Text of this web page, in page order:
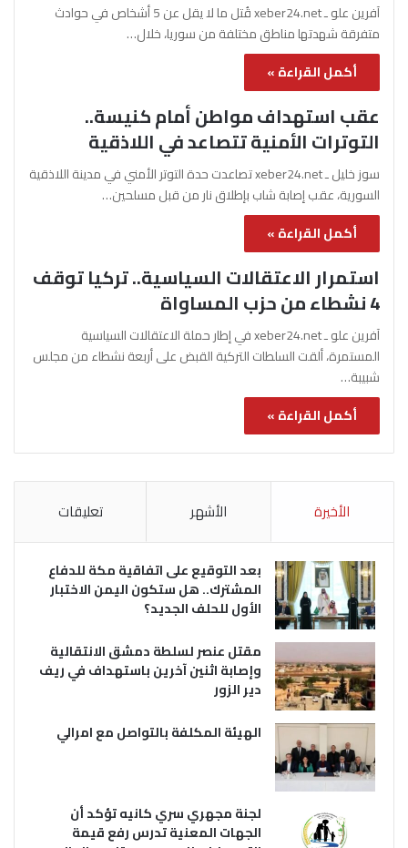
آفرين علو ـ xeber24.net قُتل ما لا يقل عن 5 أشخاص في حوادث
متفرقة شهدتها مناطق مختلفة من سوريا، خلال…
أكمل القراءة »
عقب استهداف مواطن أمام كنيسة..
التوترات الأمنية تتصاعد في اللاذقية
سوز خليل ـ xeber24.net تصاعدت حدة التوتر الأمني في مدينة اللاذقية
السورية، عقب إصابة شاب بإطلاق نار من قبل مسلحين…
أكمل القراءة »
استمرار الاعتقالات السياسية.. تركيا توقف
4 نشطاء من حزب المساواة
آفرين علو ـ xeber24.net في إطار حملة الاعتقالات السياسية
المستمرة، ألقت السلطات التركية القبض على أربعة نشطاء من مجلس
شبيبة…
أكمل القراءة »
الأخيرة الأشهر تعليقات
بعد التوقيع على اتفاقية مكة للدفاع
المشترك.. هل ستكون اليمن الاختبار
الأول للحلف الجديد؟
مقتل عنصر لسلطة دمشق الانتقالية
وإصابة اثنين آخرين باستهداف في ريف
دير الزور
الهيئة المكلفة بالتواصل مع امرالي
لجنة مجهري سري كانيه تؤكد أن
الجهات المعنية تدرس رفع قيمة